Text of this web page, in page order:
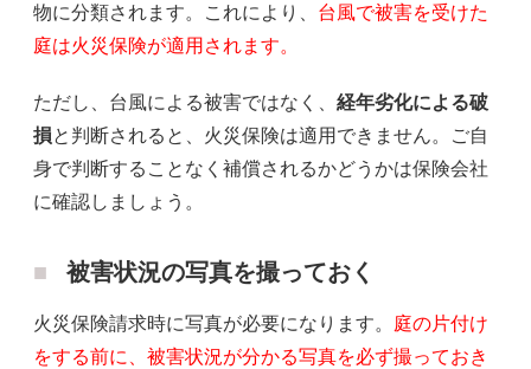
物に分類されます。これにより、 台風で被害を受けた
庭は火災保険が適用されます。
ただし、台風による被害ではなく、 経年劣化による破
損と判断されると、火災保険は適用できません。ご自
身で判断することなく補償されるかどうかは保険会社
に確認しましょう。
被害状況の写真を撮っておく
火災保険請求時に写真が必要になります。 庭の片付け
をする前に、被害状況が分かる写真を必ず撮っておき